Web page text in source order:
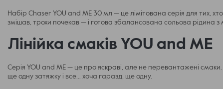
Набір Chaser YOU and ME 30 мл — це лімітована серія для тих,
змішав, трохи почекав — і готова збалансована сольова рідина
Лінійка смаків YOU and ME
Серія YOU and ME — це про яскраві, але не перевантажені смаки.
ще одну затяжку і все… хоча гаразд, ще одну.